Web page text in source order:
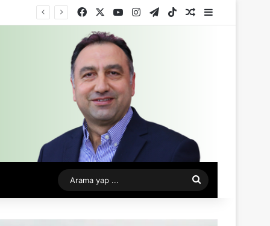
FacebookYouTubeInstagram
TelegramTikTokRastgele Makale
Kenar
Arama
yap
...